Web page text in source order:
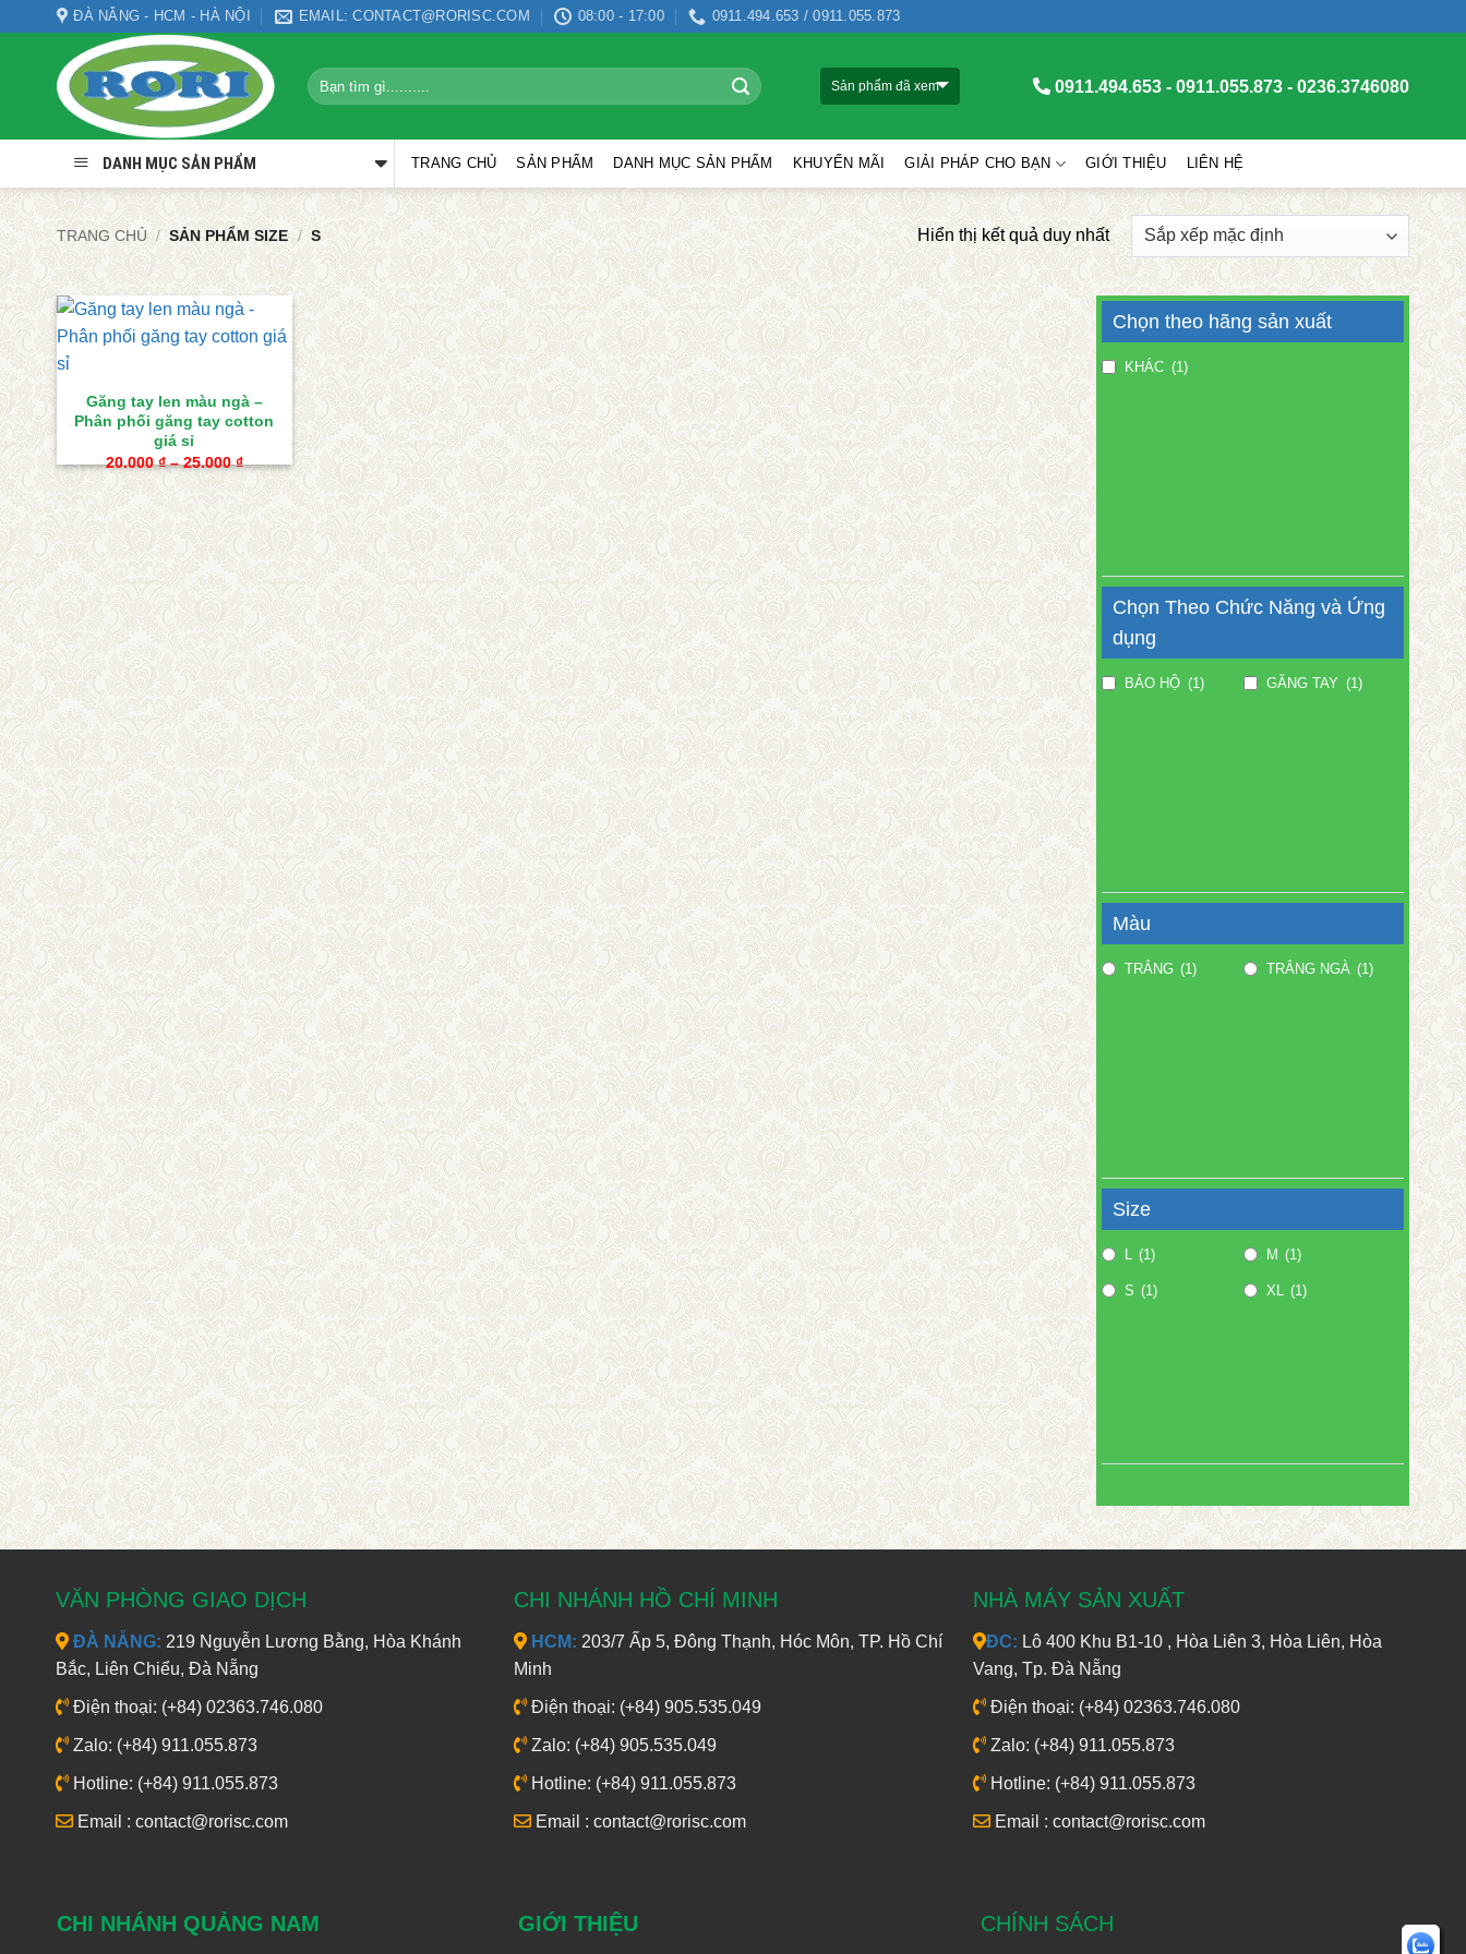
ĐÀ NẴNG - HCM - HÀ NỘI EMAIL: CONTACT@RORISC.COM 08:00 - 17:00 0911.494.653 / 0911.055.873
Tìm
kiếm:
Sản phẩm đã xem 0911.494.653 - 0911.055.873 - 0236.3746080
DANH MỤC SẢN PHẨM TRANG CHỦ SẢN PHẨM DANH MỤC SẢN PHẨM KHUYẾN MÃI GIẢI PHÁP CHO BẠN GIỚI THIỆU LIÊN HỆ
TRANG CHỦ / SẢN PHẨM SIZE / S Hiển thị kết quả duy nhất
Găng tay len màu ngà –
Phân phối găng tay cotton
giá sỉ
20.000₫ – 25.000₫Khoảng
giá:
từ
20.000 ₫
đến
25.000 ₫
Chọn theo hãng sản xuất
KHÁC (1)
Chọn Theo Chức Năng và Ứng
dụng
BẢO HỘ (1) GĂNG TAY (1)
Màu
TRẮNG (1) TRẮNG NGÀ (1)
Size
(1) M (1)
S (1) XL (1)
VĂN PHÒNG GIAO DỊCH
ĐÀ NẴNG: 219 Nguyễn Lương Bằng, Hòa Khánh
Bắc, Liên Chiểu, Đà Nẵng
Điện thoại: (+84) 02363.746.080
Zalo: (+84) 911.055.873
Hotline: (+84) 911.055.873
Email : contact@rorisc.com
CHI NHÁNH HỒ CHÍ MINH
HCM: 203/7 Ấp 5, Đông Thạnh, Hóc Môn, TP. Hồ Chí
Minh
Điện thoại: (+84) 905.535.049
Zalo: (+84) 905.535.049
Hotline: (+84) 911.055.873
Email : contact@rorisc.com
NHÀ MÁY SẢN XUẤT
ĐC: Lô 400 Khu B1-10 , Hòa Liên 3, Hòa Liên, Hòa
Vang, Tp. Đà Nẵng
Điện thoại: (+84) 02363.746.080
Zalo: (+84) 911.055.873
Hotline: (+84) 911.055.873
Email : contact@rorisc.com
CHI NHÁNH QUẢNG NAM GIỚI THIỆU CHÍNH SÁCH